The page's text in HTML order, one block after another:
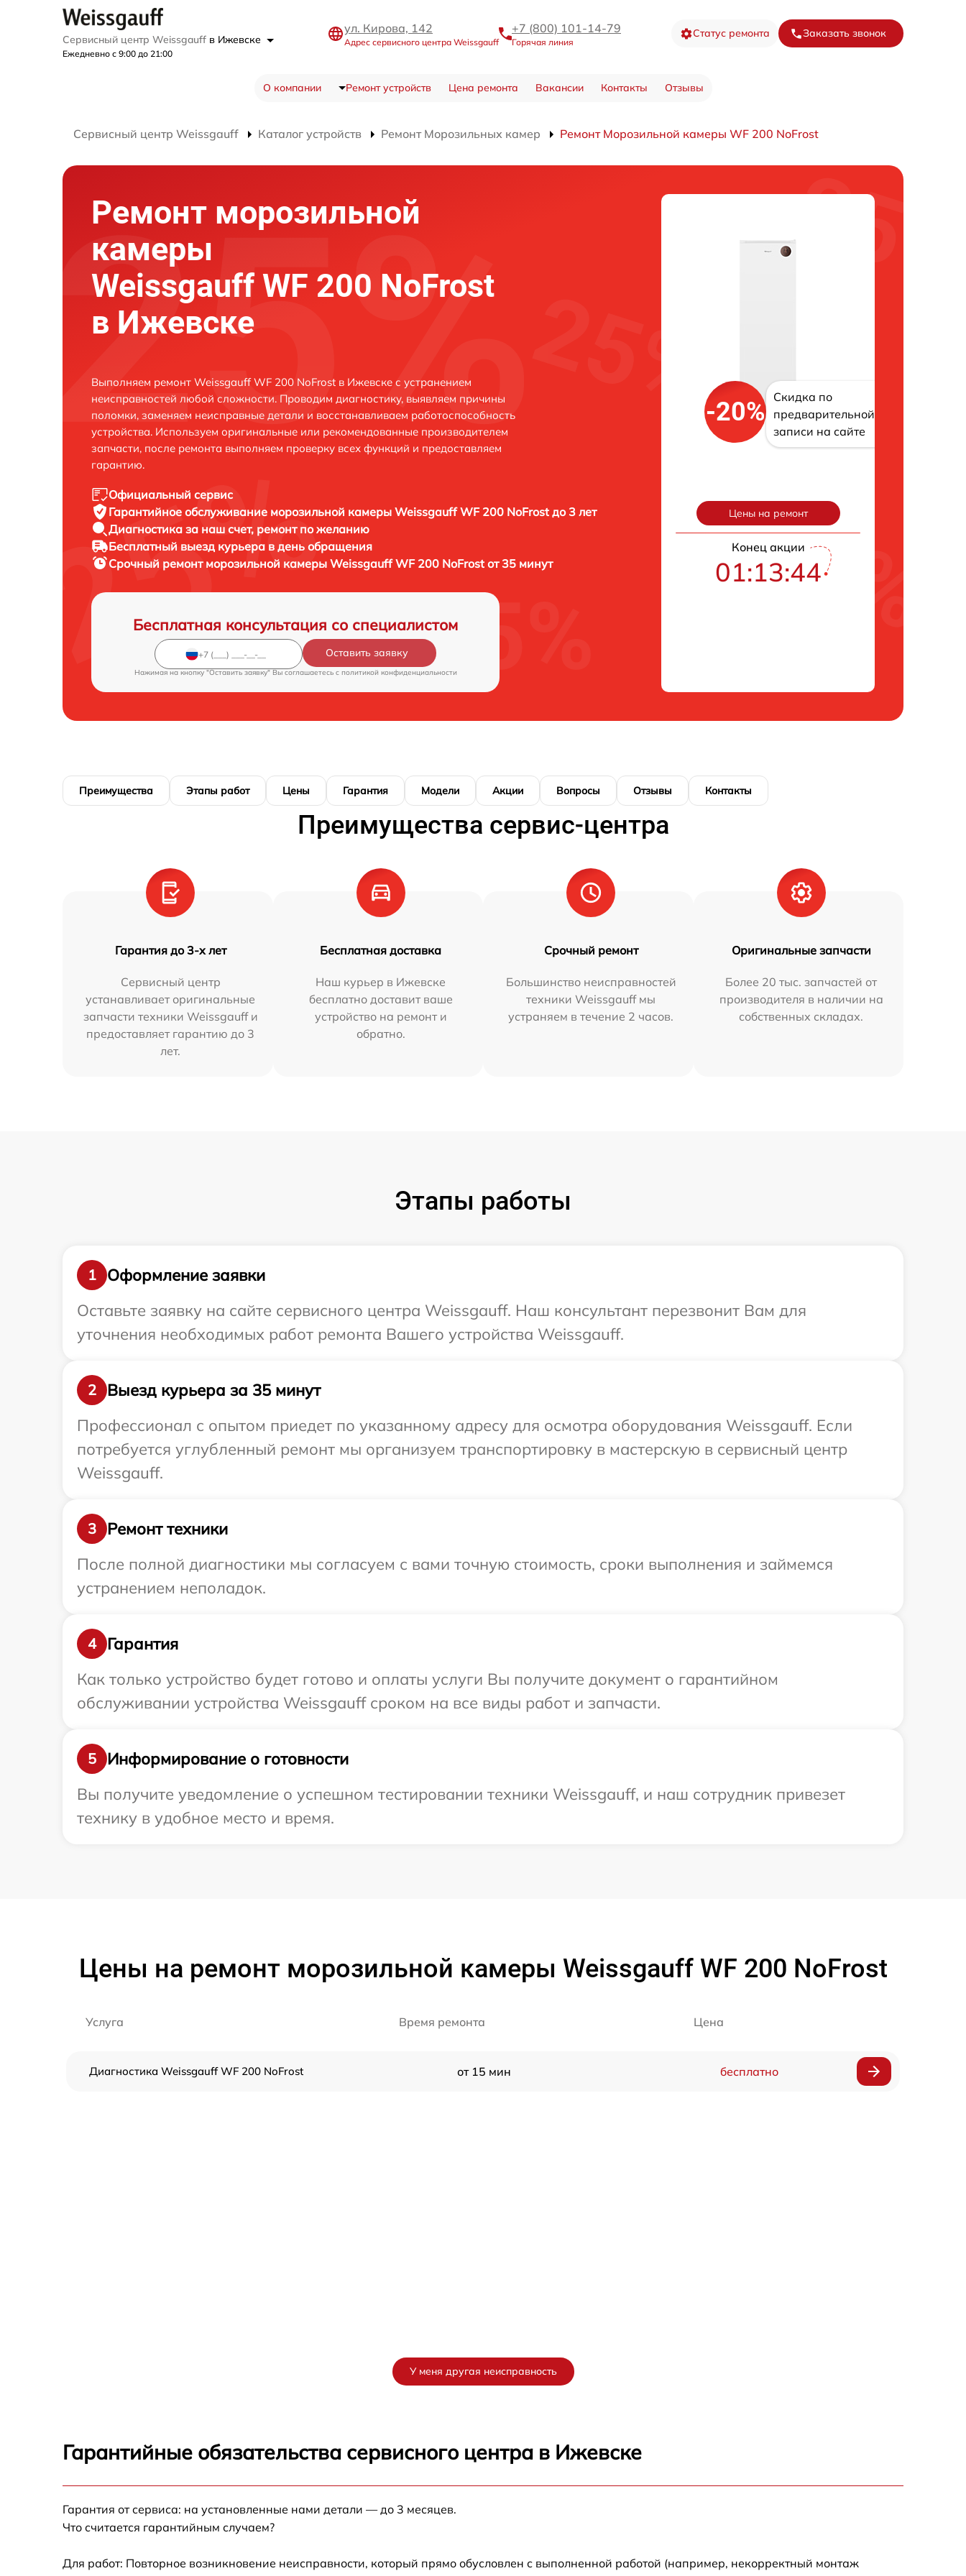
Сервисный центр Weissgauff в Ижевске
Ежедневно с 9:00 до 21:00
ул. Кирова, 142
Адрес сервисного центра Weissgauff
+7 (800) 101-14-79
Горячая линия
Статус ремонта Заказать звонок
О компании Ремонт устройств Цена ремонта Вакансии Контакты Отзывы
Сервисный центр Weissgauff Каталог устройств Ремонт Морозильных камер Ремонт Морозильной камеры WF 200 NoFrost
Ремонт морозильной
камеры
Weissgauff WF 200 NoFrost
в Ижевске
Выполняем ремонт Weissgauff WF 200 NoFrost в Ижевске с устранением
неисправностей любой сложности. Проводим диагностику, выявляем причины
поломки, заменяем неисправные детали и восстанавливаем работоспособность
устройства. Используем оригинальные или рекомендованные производителем
запчасти, после ремонта выполняем проверку всех функций и предоставляем
гарантию.
Официальный сервис
Гарантийное обслуживание морозильной камеры Weissgauff WF 200 NoFrost до 3 лет
Диагностика за наш счет, ремонт по желанию
Бесплатный выезд курьера в день обращения
Срочный ремонт морозильной камеры Weissgauff WF 200 NoFrost от 35 минут
Бесплатная консультация со специалистом
Оставить заявку
Нажимая на кнопку "Оставить заявку" Вы соглашаетесь c политикой конфиденциальности
-20%
Скидка по
предварительной
записи на сайте
Цены на ремонт
Конец акции
01:13:43
Преимущества Этапы работ Цены Гарантия Модели Акции Вопросы Отзывы Контакты
Преимущества сервис-центра
Гарантия до 3-х лет
Сервисный центр
устанавливает оригинальные
запчасти техники Weissgauff и
предоставляет гарантию до 3
лет.
Бесплатная доставка
Наш курьер в Ижевске
бесплатно доставит ваше
устройство на ремонт и
обратно.
Срочный ремонт
Большинство неисправностей
техники Weissgauff мы
устраняем в течение 2 часов.
Оригинальные запчасти
Более 20 тыс. запчастей от
производителя в наличии на
собственных складах.
Этапы работы
1
Оформление заявки
Оставьте заявку на сайте сервисного центра Weissgauff. Наш консультант перезвонит Вам для
уточнения необходимых работ ремонта Вашего устройства Weissgauff.
2
Выезд курьера за 35 минут
Профессионал с опытом приедет по указанному адресу для осмотра оборудования Weissgauff. Если
потребуется углубленный ремонт мы организуем транспортировку в мастерскую в сервисный центр
Weissgauff.
3
Ремонт техники
После полной диагностики мы согласуем с вами точную стоимость, сроки выполнения и займемся
устранением неполадок.
4
Гарантия
Как только устройство будет готово и оплаты услуги Вы получите документ о гарантийном
обслуживании устройства Weissgauff сроком на все виды работ и запчасти.
5
Информирование о готовности
Вы получите уведомление о успешном тестировании техники Weissgauff, и наш сотрудник привезет
технику в удобное место и время.
Цены на ремонт морозильной камеры Weissgauff WF 200 NoFrost
Услуга Время ремонта Цена
Диагностика Weissgauff WF 200 NoFrost от 15 мин бесплатно
У меня другая неисправность
Гарантийные обязательства сервисного центра в Ижевске
Гарантия от сервиса: на установленные нами детали — до 3 месяцев.
Что считается гарантийным случаем?
Для работ: Повторное возникновение неисправности, который прямо обусловлен с выполненной работой (например, некорректный монтаж